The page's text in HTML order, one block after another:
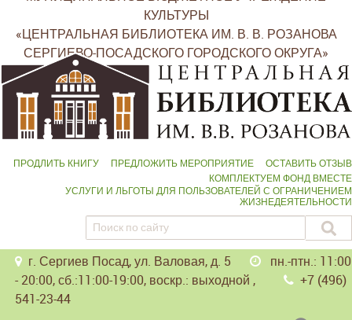
КУЛЬТУРЫ
«ЦЕНТРАЛЬНАЯ БИБЛИОТЕКА ИМ. В. В. РОЗАНОВА
СЕРГИЕВО-ПОСАДСКОГО ГОРОДСКОГО ОКРУГА»
ПРОДЛИТЬ КНИГУ ПРЕДЛОЖИТЬ МЕРОПРИЯТИЕ
ОСТАВИТЬ ОТЗЫВ
КОМПЛЕКТУЕМ ФОНД ВМЕСТЕ
УСЛУГИ И ЛЬГОТЫ ДЛЯ ПОЛЬЗОВАТЕЛЕЙ С ОГРАНИЧЕНИЕМ
ЖИЗНЕДЕЯТЕЛЬНОСТИ
г. Сергиев Посад, ул. Валовая, д. 5
пн.-птн.: 11:00
- 20:00, сб.:11:00-19:00, воскр.: выходной ,
+7 (496)
541-23-44